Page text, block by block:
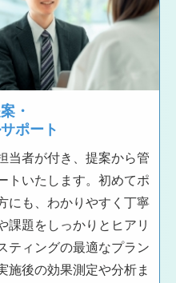
・
ポート
当者が付き、提案から管
トいたします。初めてポ
にも、わかりやすく丁寧
課題をしっかりとヒアリ
ティングの最適なプラン
施後の効果測定や分析ま